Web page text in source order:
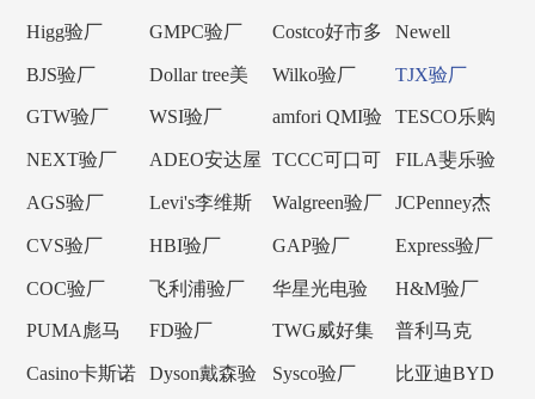
厂
厂
Higg验厂 GMPC验厂
Costco好市多
验厂
Newell
Brands纽威验
厂
BJS验厂
Dollar tree美
元树验厂
Wilko验厂 TJX验厂
GTW验厂 WSI验厂
amfori QMI验
厂
TESCO乐购
验厂
NEXT验厂
ADEO安达屋
验厂
TCCC可口可
乐验厂
FILA斐乐验
厂
AGS验厂
Levi's李维斯
验厂
Walgreen验厂
JCPenney杰
西潘尼验厂
CVS验厂 HBI验厂 GAP验厂 Express验厂
COC验厂 飞利浦验厂
华星光电验
厂
H&M验厂
PUMA彪马
验厂
FD验厂
TWG威好集
团验厂
普利马克
Primark验厂
Casino卡斯诺
Dyson戴森验
Sysco验厂
比亚迪BYD